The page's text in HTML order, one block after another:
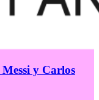
y Carlos